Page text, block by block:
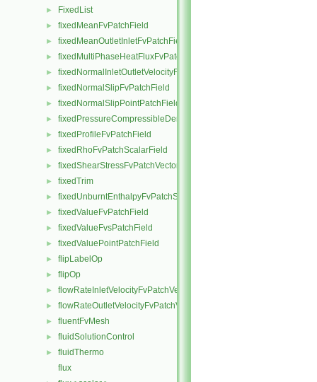
► FixedList
► fixedMeanFvPatchField
► fixedMeanOutletInletFvPatchField
► fixedMultiPhaseHeatFluxFvPatchScalarField
► fixedNormalInletOutletVelocityFvPatchVectorField
► fixedNormalSlipFvPatchField
► fixedNormalSlipPointPatchField
► fixedPressureCompressibleDensityFvPatchScalarField
► fixedProfileFvPatchField
► fixedRhoFvPatchScalarField
► fixedShearStressFvPatchVectorField
► fixedTrim
► fixedUnburntEnthalpyFvPatchScalarField
► fixedValueFvPatchField
► fixedValueFvsPatchField
► fixedValuePointPatchField
► flipLabelOp
► flipOp
► flowRateInletVelocityFvPatchVectorField
► flowRateOutletVelocityFvPatchVectorField
► fluentFvMesh
► fluidSolutionControl
►
fluidThermo
flux